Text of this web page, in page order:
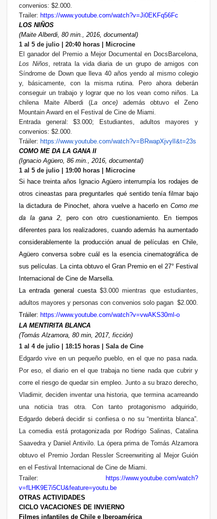
convenios: $2.000.
Trailer: https://www.youtube.com/watch?v=Ji0EKFq56Fc
LOS NIÑOS
(Maite Alberdi, 80 min., 2016, documental)
1 al 5 de julio | 20:40 horas | Microcine
El ganador del Premio a Mejor Documental en DocsBarcelona,
Los Niños , retrata la vida diaria de un grupo de amigos con
Síndrome de Down que lleva 40 años yendo al mismo colegio
y, básicamente, con la misma rutina. Pero ahora deberán
conseguir un trabajo y lograr que no los vean como niños. La
chilena Maite Alberdi (La once) además obtuvo el Zeno
Mountain Award en el Festival de Cine de Miami.
Entrada general: $3.000; Estudiantes, adultos mayores y
convenios: $2.000.
Tráiler: https://www.youtube.com/watch?v=BRwapXjvylI &t=23s
COMO ME DA LA GANA II
(Ignacio Agüero, 86 min., 2016, documental)
1 al 5 de julio | 19:00 horas | Microcine
Si hace treinta años Ignacio Agüero interrumpía los rodajes de
otros cineastas para preguntarles qué sentido tenía filmar bajo
la dictadura de Pinochet, ahora vuelve a hacerlo en Como me
da la gana 2 , pero con otro cuestionamiento. En tiempos
diferentes para los realizadores, cuando además ha aumentado
considerablemente la producción anual de películas en Chile,
Agüero conversa sobre cuál es la esencia cinematográfica de
sus películas. La cinta obtuvo el Gran Premio en el 27° Festival
Internacional de Cine de Marsella.
La entrada general cuesta$3.000 mientras que estudiantes,
adultos mayores y personas con convenios solo pagan $2.000.
Tráiler: https://www.youtube.com/watch?v=vwAKS30ml-o
LA MENTIRITA BLANCA
(Tomás Alzamora, 80 min, 2017, ficción)
1 al 4 de julio | 18:15 horas | Sala de Cine
Edgardo vive en un pequeño pueblo, en el que no pasa nada.
Por eso, el diario en el que trabaja no tiene nada que cubrir y
corre el riesgo de quedar sin empleo. Junto a su brazo derecho,
Vladimir, deciden inventar una historia, que termina acarreando
una noticia tras otra. Con tanto protagonismo adquirido,
Edgardo deberá decidir si confiesa o no su “mentirita blanca”.
La comedia está protagonizada por Rodrigo Salinas, Catalina
Saavedra y Daniel Antivilo. La ópera prima de Tomás Alzamora
obtuvo el Premio Jordan Ressler Screenwriting al Mejor Guión
en el Festival Internacional de Cine de Miami.
Trailer:
https://www.youtube.com/watch?
v=fLHK9E7i5CU&feature=youtu.be
OTRAS ACTIVIDADES
CICLO VACACIONES DE INVIERNO
Filmes infantiles de Chile e Iberoamérica